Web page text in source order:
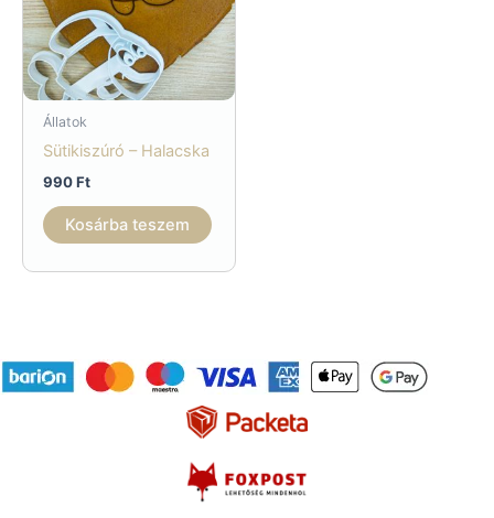
Állatok
Sütikiszúró – Halacska
990Ft
Kosárba teszem